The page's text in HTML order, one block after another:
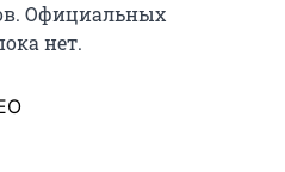
Официальных
нет.